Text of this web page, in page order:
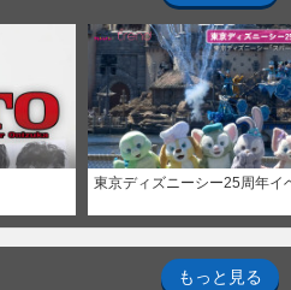
東京ディズニーシー25周年イ
もっと見る